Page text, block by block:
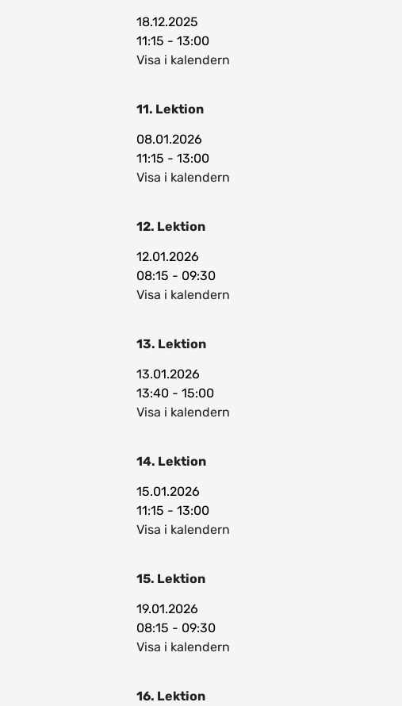
18.12.2025
11:15 - 13:00
Visa i kalendern
11. Lektion
08.01.2026
11:15 - 13:00
Visa i kalendern
12. Lektion
12.01.2026
08:15 - 09:30
Visa i kalendern
13. Lektion
13.01.2026
13:40 - 15:00
Visa i kalendern
14. Lektion
15.01.2026
11:15 - 13:00
Visa i kalendern
15. Lektion
19.01.2026
08:15 - 09:30
Visa i kalendern
16. Lektion